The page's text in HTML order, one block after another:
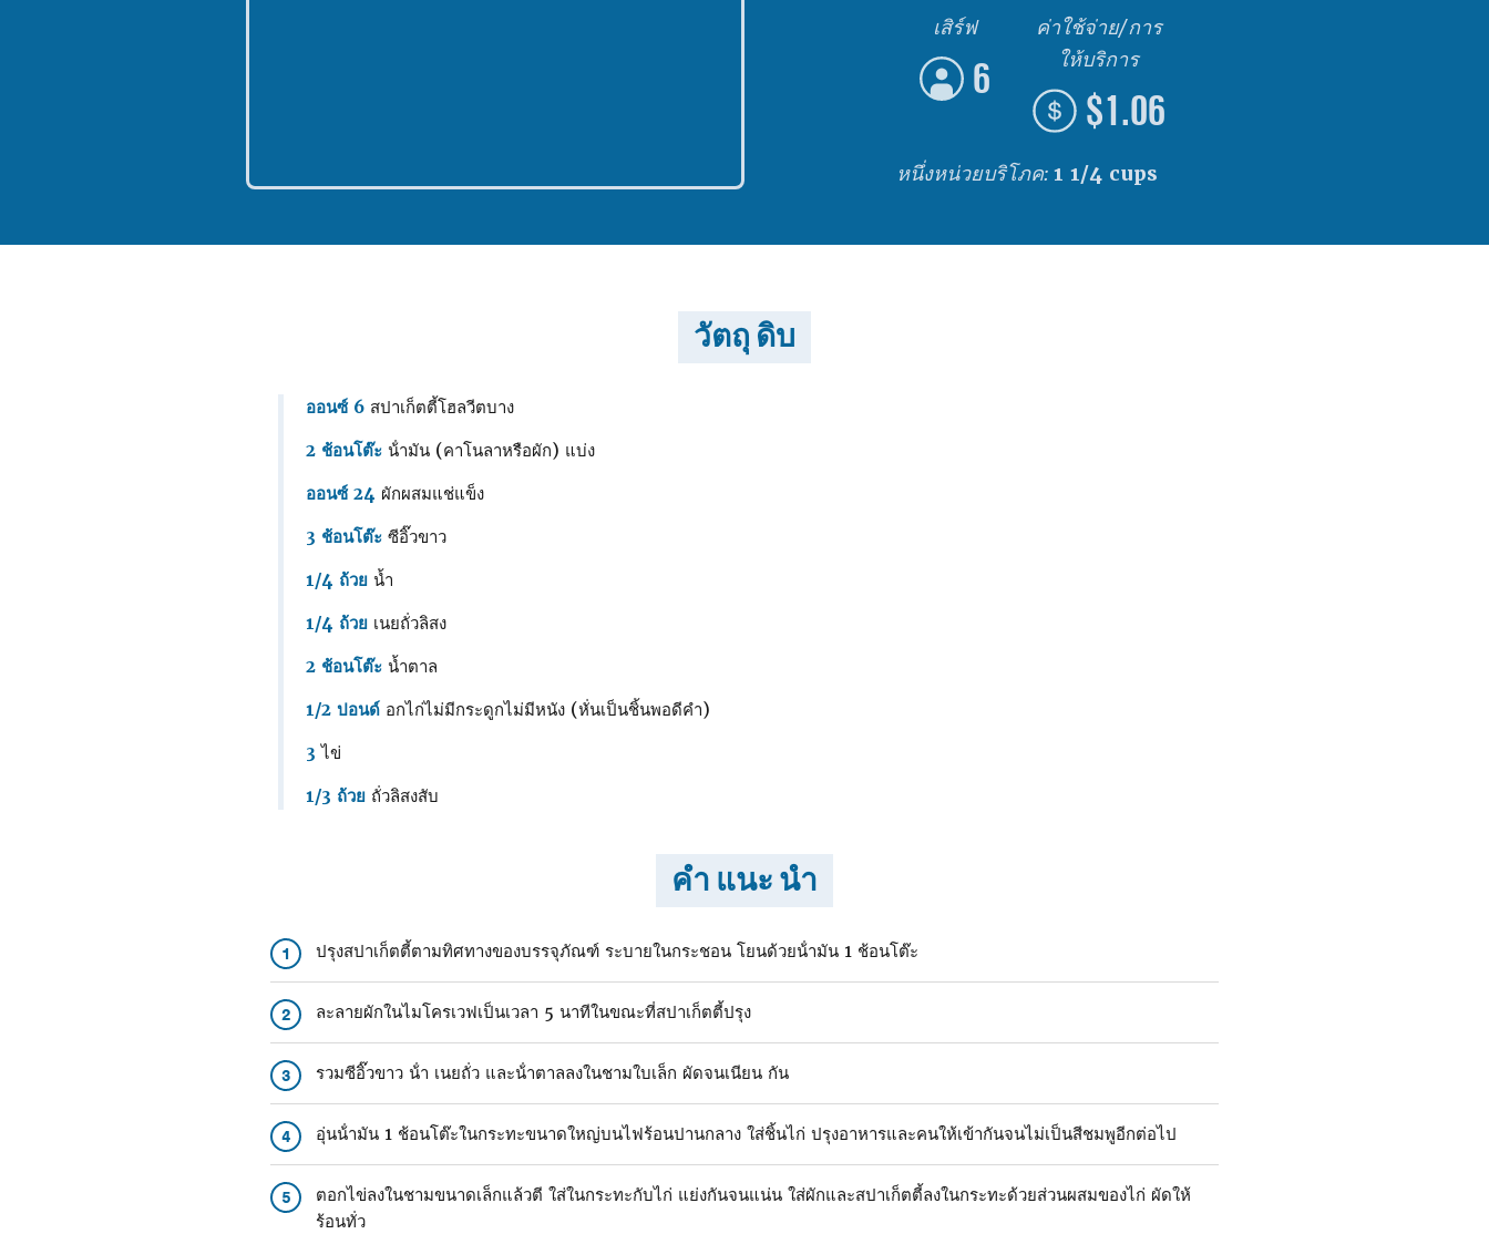
เสิร์ฟ
6
ค่าใช้จ่าย/การ
ให้บริการ
$1.06
หนึ่งหน่วยบริโภค: 1 1/4 cups
วัตถุ ดิบ
ออนซ์ 6 สปาเก็ตตี้โฮลวีตบาง
2 ช้อนโต๊ะ น้ํามัน (คาโนลาหรือผัก) แบ่ง
ออนซ์ 24 ผักผสมแช่แข็ง
3 ช้อนโต๊ะ ซีอิ๊วขาว
1/4 ถ้วย น้ำ
1/4 ถ้วย เนยถั่วลิสง
2 ช้อนโต๊ะ น้ำตาล
1/2 ปอนด์ อกไก่ไม่มีกระดูกไม่มีหนัง (หั่นเป็นชิ้นพอดีคํา)
3 ไข่
1/3 ถ้วย ถั่วลิสงสับ
คำ แนะ นำ
1 ปรุงสปาเก็ตตี้ตามทิศทางของบรรจุภัณฑ์ ระบายในกระชอน โยนด้วยน้ํามัน 1 ช้อนโต๊ะ
2 ละลายผักในไมโครเวฟเป็นเวลา 5 นาทีในขณะที่สปาเก็ตตี้ปรุง
3 รวมซีอิ๊วขาว น้ํา เนยถั่ว และน้ําตาลลงในชามใบเล็ก ผัดจนเนียน กัน
4 อุ่นน้ํามัน 1 ช้อนโต๊ะในกระทะขนาดใหญ่บนไฟร้อนปานกลาง ใส่ชิ้นไก่ ปรุงอาหารและคนให้เข้ากันจนไม่เป็นสีชมพูอีกต่อไป
5
ตอกไข่ลงในชามขนาดเล็กแล้วตี ใส่ในกระทะกับไก่ แย่งกันจนแน่น ใส่ผักและสปาเก็ตตี้ลงในกระทะด้วยส่วนผสมของไก่ ผัดให้
ร้อนทั่ว